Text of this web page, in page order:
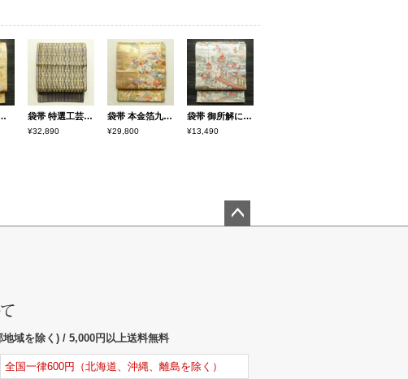
用 正絹 花柄 金糸 帯 入学式 卒業式 ベージュ 袋帯 特選工芸組み織袋帯 ひなや 太鼓柄 良品 フォーマル用 正絹 縞柄・線柄 金糸 帯 紫・藤色
¥32,890
袋帯 本金箔九百錦 献上彩花輪 六通柄 フォーマル用 正絹 古典柄 箔 金糸 帯 金・銀
¥29,800
袋帯 御所解に山鉾 六通柄 良品 フォーマル用 正絹 風景柄 クリーム
¥13,490
域を除く) / 5,000円以上送料無料
全国一律600円（北海道、沖縄、離島を除く）